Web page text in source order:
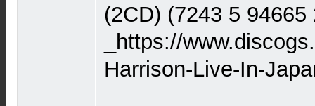
(2CD) (7243 5 94665
_https://
Harrison-Live-In-